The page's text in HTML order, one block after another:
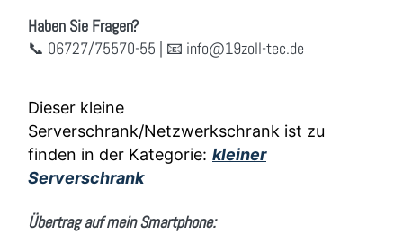
Haben Sie Fragen?
📞 06727/75570-55 | 📧 info@19zoll-tec.de
Dieser kleine
Serverschrank/Netzwerkschrank ist zu
finden in der Kategorie: kleiner
Serverschrank
Übertrag auf mein Smartphone: